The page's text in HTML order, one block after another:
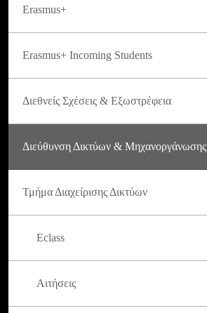
Erasmus+
Erasmus+ Incoming Students
Διεθνείς Σχέσεις & Εξωστρέφεια
Διεύθυνση Δικτύων & Μηχανοργάνωσης
Τμήμα Διαχείρισης Δικτύων
Eclass
Αιτήσεις